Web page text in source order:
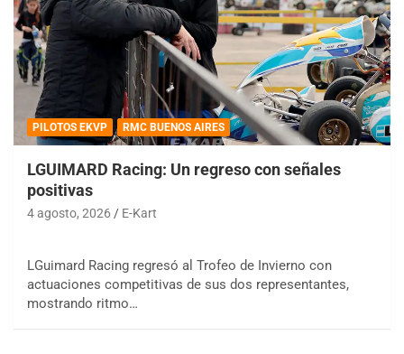
PILOTOS EKVP RMC BUENOS AIRES
LGUIMARD Racing: Un regreso con señales
positivas
4 agosto, 2026 E-Kart
LGuimard Racing regresó al Trofeo de Invierno con
actuaciones competitivas de sus dos representantes,
mostrando ritmo…